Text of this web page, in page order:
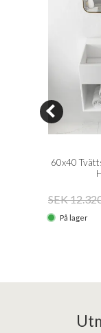
60x40
SEK
På lager